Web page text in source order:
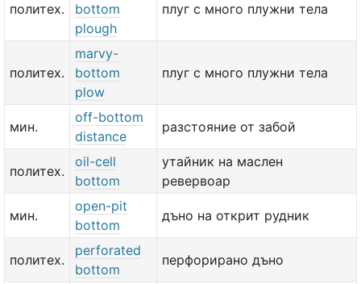
политех.
bottom
plough
плуг с много плужни тела
политех.
marvy-
bottom
plow
плуг с много плужни тела
мин.
off-bottom
distance
разстояние от забой
политех.
oil-cell
bottom
утайник на маслен
ревервоар
мин.
open-pit
bottom
дъно на открит рудник
политех.
perforated
bottom
перфорирано дъно